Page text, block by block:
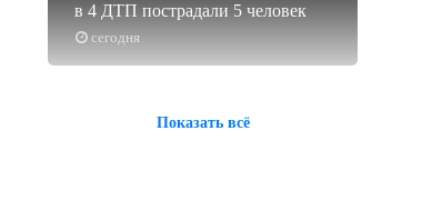
сегодня
в 4 ДТП пострадали 5 человек
Показать всё